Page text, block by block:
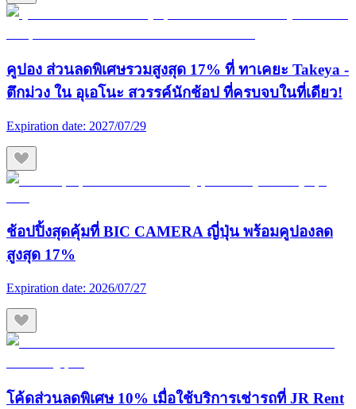
คูปอง ส่วนลดพิเศษรวมสูงสุด 17% ที่ ทาเคยะ Takeya -
ตึกม่วง ใน อุเอโนะ สวรรค์นักช้อป ที่ครบจบในที่เดียว!
Expiration date: 2027/07/29
ช้อปปิ้งสุดคุ้มที่ BIC CAMERA ญี่ปุ่น พร้อมคูปองลด
สูงสุด 17%
Expiration date: 2026/07/27
โค้ดส่วนลดพิเศษ 10% เมื่อใช้บริการเช่ารถที่ JR Rent